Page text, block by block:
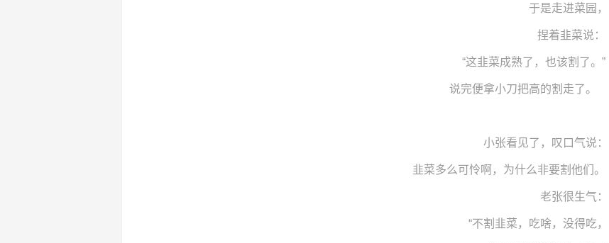
于是走进菜园，
捏着韭菜说：
“这韭菜成熟了，也该割了。”
说完便拿小刀把高的割走了。
小张看见了，叹口气说：
韭菜多么可怜啊，为什么非要割他们。
老张很生气：
“不割韭菜，吃啥，没得吃，